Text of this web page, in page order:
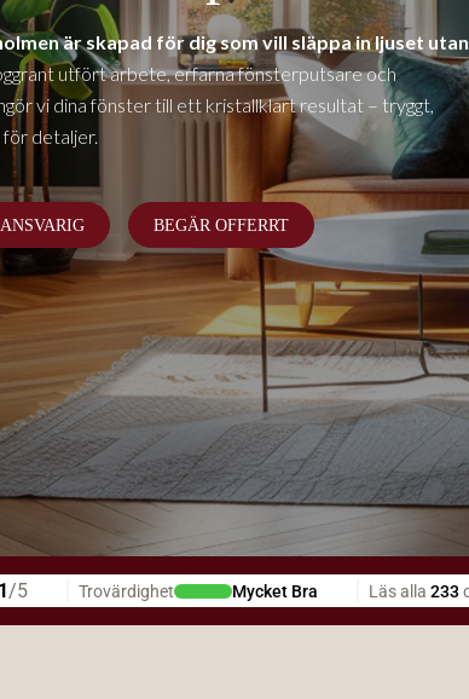
är skapad för dig som vill släppa in ljuset utan
utfört arbete, erfarna fönsterputsare och
vi dina fönster till ett kristallklart resultat – tryggt,
detaljer.
BEGÄR OFFERRT